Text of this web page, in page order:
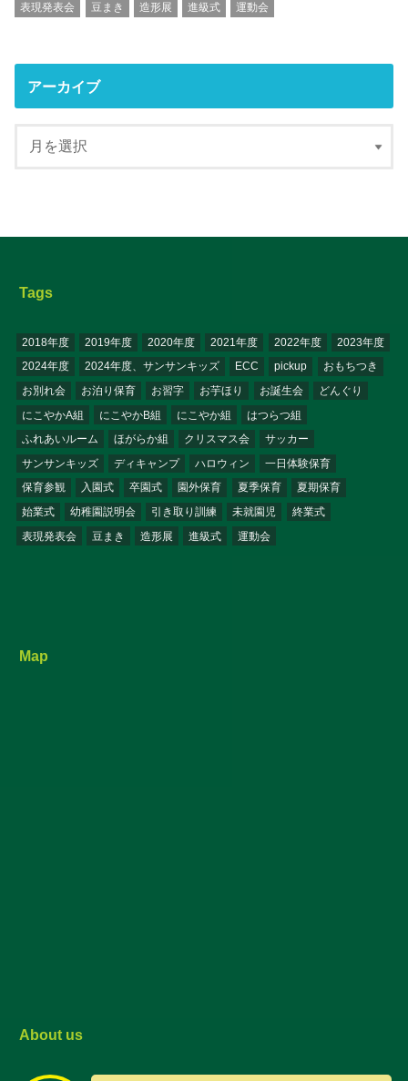
表現発表会
豆まき 造形展 進級式 運動会
アーカイブ
Tags
2018年度 2019年度 2020年度 2021年度 2022年度
2023年度
2024年度
2024年度、サンサンキッズ ECC pickup
おもちつき
お別れ会
お泊り保育 お習字 お芋ほり お誕生会
どんぐり
にこやかA組
にこやかB組 にこやか組
はつらつ組
ふれあいルーム
ほがらか組 クリスマス会
サッカー
サンサンキッズ
ディキャンプ ハロウィン
一日体験保育
保育参観
入園式 卒園式 園外保育 夏季保育
夏期保育
始業式
幼稚園説明会 引き取り訓練 未就園児
終業式
表現発表会
豆まき 造形展 進級式 運動会
Map
About us